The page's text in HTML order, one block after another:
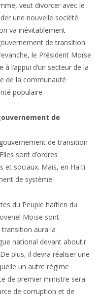
veut divorcer avec le
une nouvelle société.
va inévitablement
de transition
le Président Moïse
l’appui d’un secteur de la
de la communauté
populaire.
de
de transition
sont d’ordres
et sociaux. Mais, en Haïti
de système.
du Peuple haïtien du
Moïse sont
aura la
national devant aboutir
plus, il devra réaliser une
un autre régime
de premier ministre sera
de corruption et de